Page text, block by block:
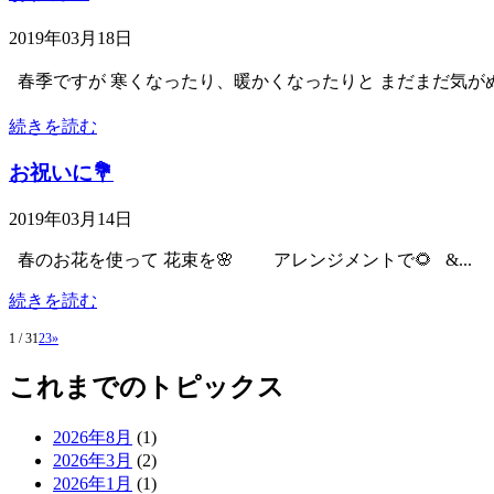
2019年03月18日
春季ですが 寒くなったり、暖かくなったりと まだまだ
続きを読む
お祝いに💐
2019年03月14日
春のお花を使って 花束を🌸 アレンジメントで🌻 &...
続きを読む
1 / 3123»
これまでのトピックス
2026年8月 (1)
2026年3月 (2)
2026年1月 (1)